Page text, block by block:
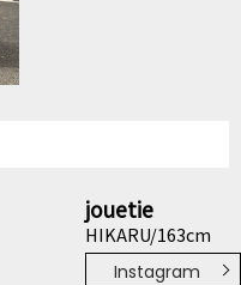
jouetie
HIKARU/163cm
Instagram